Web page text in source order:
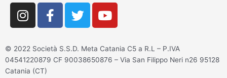
I
n
t
a
g
F
a
e
b
T
w
t
t
Y
o
t
u
© 2022 Società S.S.D. Meta Catania C5 a R.L – P.IVA
04541220879 CF 90038650876 – Via San Filippo Neri n26 95128
Catania (CT)